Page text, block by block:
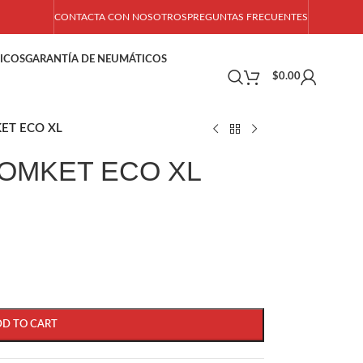
CONTACTA CON NOSOTROSPREGUNTAS FRECUENTES
GARANTÍA DE NEUMÁTICOS
$0.00
ECO XL
ECO XL
TO CART